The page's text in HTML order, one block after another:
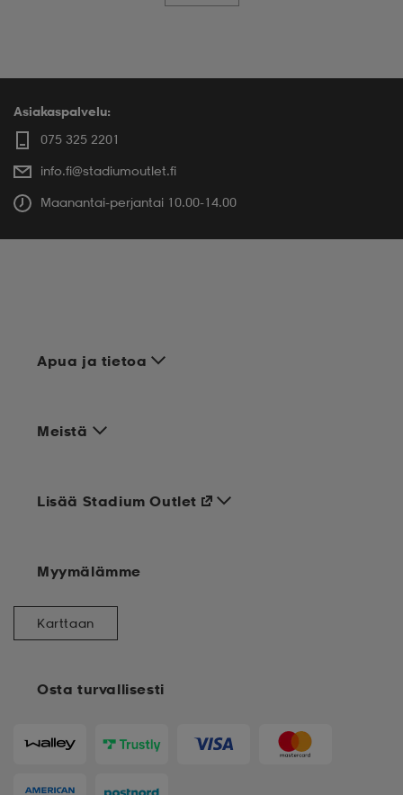
Asiakaspalvelu:
075 325 2201
info.fi@stadiumoutlet.fi
Maanantai-perjantai 10.00-14.00
Apua ja tietoa
Meistä
Osta turvallisesti
Lisää Stadium Outlet
Myymälämme
Karttaan